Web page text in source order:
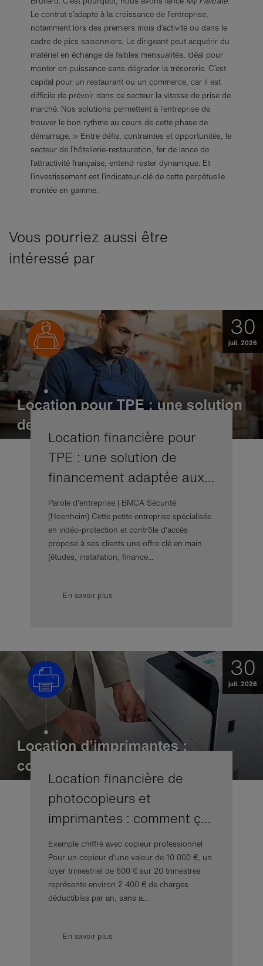
Le contrat s’adapte à la croissance de l’entreprise,
notamment lors des premiers mois d’activité ou dans le
cadre de pics saisonniers. Le dirigeant peut acquérir du
matériel en échange de faibles mensualités. Idéal pour
monter en puissance sans dégrader la trésorerie. C’est
capital pour un restaurant ou un commerce, car il est
difficile de prévoir dans ce secteur la vitesse de prise de
marché. Nos solutions permettent à l’entreprise de
trouver le bon rythme au cours de cette phase de
démarrage. » Entre défis, contraintes et opportunités, le
secteur de l’hôtellerie-restauration, fer de lance de
l’attractivité française, entend rester dynamique. Et
l’investissement est l’indicateur-clé de cette perpétuelle
montée en gamme.
Vous pourriez aussi être
intéressé par
30
juil. 2026
Location financière pour
TPE : une solution de
financement adaptée aux…
Parole d'entreprise | BMCA Sécurité
(Hoenheim) Cette petite entreprise spécialisée
en vidéo-protection et contrôle d'accès
propose à ses clients une offre clé en main
(études, installation, finance...
En savoir plus
30
juil. 2026
Location financière de
photocopieurs et
imprimantes : comment ç…
Exemple chiffré avec copieur professionnel
Pour un copieur d'une valeur de 10 000 €, un
loyer trimestriel de 600 € sur 20 trimestres
représente environ 2 400 € de charges
déductibles par an, sans a...
En savoir plus